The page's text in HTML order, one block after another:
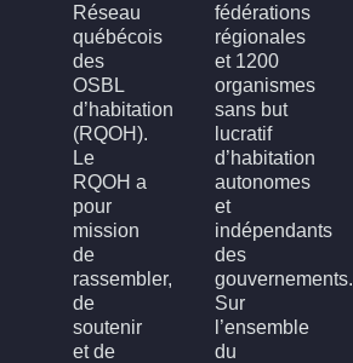
Réseau
québécois
des
OSBL
d’habitation
(RQOH).
Le
RQOH a
pour
mission
de
rassembler,
de
soutenir
et de
fédérations
régionales
et 1200
organismes
sans but
lucratif
d’habitation
autonomes
et
indépendants
des
gouvernements.
Sur
l’ensemble
du